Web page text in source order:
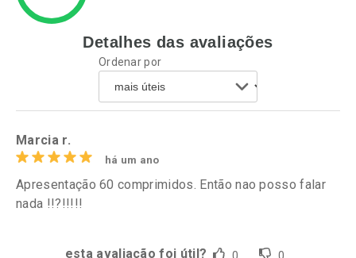
Ativar Desconto
Comprar sem Desconto
Por R$ 64,79/cada
Comprar sem Desconto
Ativar Desconto
Comprar sem Desconto
Por R$ 49,89/cada
Por R$ 49,89/cada
Detalhes das avaliações
Ordenar por
Marcia r.
há um ano
Apresentação 60 comprimidos. Então nao posso falar
nada !!?!!!!!
esta avaliação foi útil?